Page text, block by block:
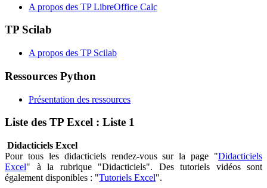
A propos des TP LibreOffice Calc
TP Scilab
A propos des TP Scilab
Ressources Python
Présentation des ressources
Liste des TP Excel : Liste 1
Didacticiels Excel
Pour tous les didacticiels rendez-vous sur la page "Didacticiels
Excel" à la rubrique "Didacticiels". Des tutoriels vidéos sont
également disponibles : "Tutoriels Excel".